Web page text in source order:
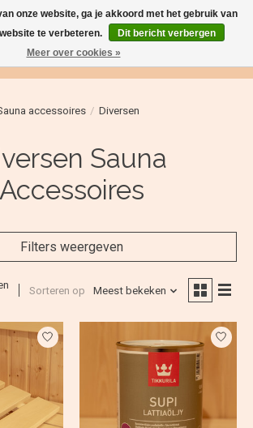
Verlanglijst
accessoires / Diversen
Sauna
Accessoires
Filters weergeven
Sorteren op Meest bekeken
onze website, ga je akkoord met het gebruik van
te verbeteren.
Dit bericht verbergen
Meer over cookies »